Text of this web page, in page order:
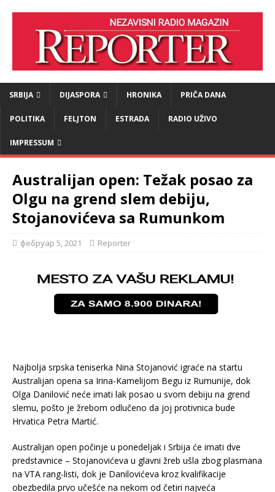
SRBIJA DIJASPORA HRONIKA PRIČA DANA
POLITIKA FELJTON ESTRADA RADIO UŽIVO
IMPRESSUM
Australijan open: Težak posao za
Olgu na grend slem debiju,
Stojanovićeva sa Rumunkom
фебруар 5, 2021 Reporter
Najbolja srpska teniserka Nina Stojanović igraće na startu
Australijan opena sa Irina-Kamelijom Begu iz Rumunije, dok
Olga Danilović neće imati lak posao u svom debiju na grend
slemu, pošto je žrebom odlučeno da joj protivnica bude
Hrvatica Petra Martić.
Australijan open počinje u ponedeljak i Srbija će imati dve
predstavnice – Stojanovićeva u glavni žreb ušla zbog plasmana
na VTA rang-listi, dok je Danilovićeva kroz kvalifikacije
obezbedila prvo učešće na nekom od četiri najveća